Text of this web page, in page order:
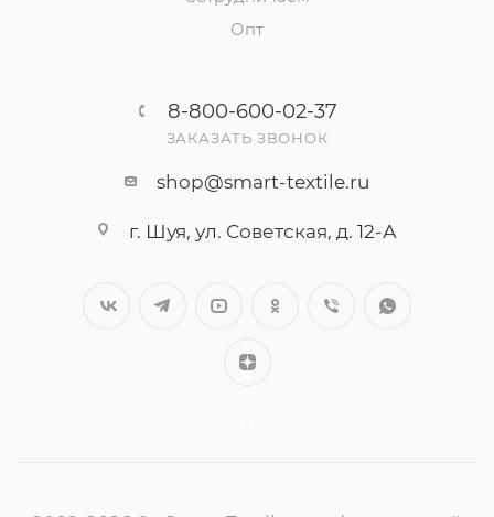
Опт
8-800-600-02-37
ЗАКАЗАТЬ ЗВОНОК
shop@smart-textile.ru
г. Шуя, ул. Советская, д. 12-А